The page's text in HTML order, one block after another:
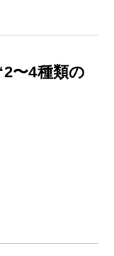
〜4種類の